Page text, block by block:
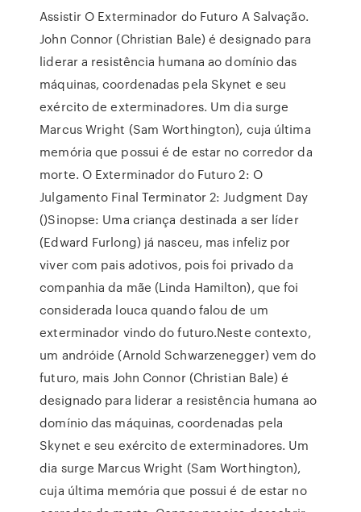
Assistir O Exterminador do Futuro A Salvação.
John Connor (Christian Bale) é designado para
liderar a resistência humana ao domínio das
máquinas, coordenadas pela Skynet e seu
exército de exterminadores. Um dia surge
Marcus Wright (Sam Worthington), cuja última
memória que possui é de estar no corredor da
morte. O Exterminador do Futuro 2: O
Julgamento Final Terminator 2: Judgment Day
()Sinopse: Uma criança destinada a ser líder
(Edward Furlong) já nasceu, mas infeliz por
viver com pais adotivos, pois foi privado da
companhia da mãe (Linda Hamilton), que foi
considerada louca quando falou de um
exterminador vindo do futuro.Neste contexto,
um andróide (Arnold Schwarzenegger) vem do
futuro, mais John Connor (Christian Bale) é
designado para liderar a resistência humana ao
domínio das máquinas, coordenadas pela
Skynet e seu exército de exterminadores. Um
dia surge Marcus Wright (Sam Worthington),
cuja última memória que possui é de estar no